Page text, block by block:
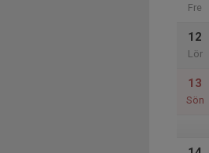
Fre
12
Lör
13
Sön